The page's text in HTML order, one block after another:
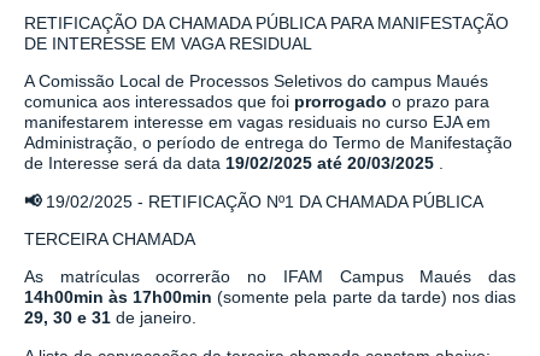
RETIFICAÇÃO DA CHAMADA PÚBLICA PARA MANIFESTAÇÃO
DE INTERESSE EM VAGA RESIDUAL
A Comissão Local de Processos Seletivos do campus Maués
comunica aos interessados que foi prorrogado o prazo para
manifestarem interesse em vagas residuais no curso EJA em
Administração, o período de entrega do Termo de Manifestação
de Interesse será da data 19/02/2025 até 20/03/2025 .
📢19/02/2025 - RETIFICAÇÃO Nº1 DA CHAMADA PÚBLICA
TERCEIRA CHAMADA
As matrículas ocorrerão no IFAM Campus Maués das
14h00min às 17h00min (somente pela parte da tarde) nos dias
29, 30 e 31 de janeiro.